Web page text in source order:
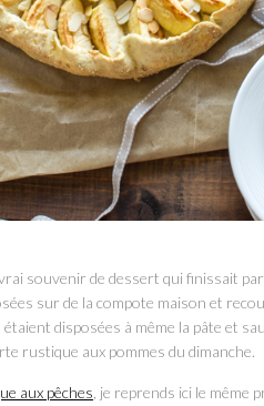
souvenir de dessert qui finissait
sur de la compote maison et
disposées à même la pâte et
rustique aux pommes du dimanche.
aux pêches , je reprends ici le même